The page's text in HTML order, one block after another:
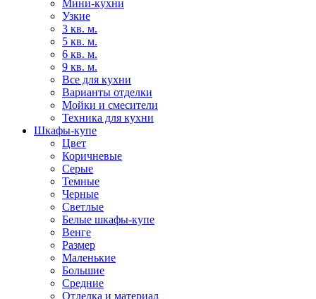
Мини-кухни
Узкие
3 кв. м.
5 кв. м.
6 кв. м.
9 кв. м.
Все для кухни
Варианты отделки
Мойки и смесители
Техника для кухни
Шкафы-купе
Цвет
Коричневые
Серые
Темные
Черные
Светлые
Белые шкафы-купе
Венге
Размер
Маленькие
Большие
Средние
Отделка и материал